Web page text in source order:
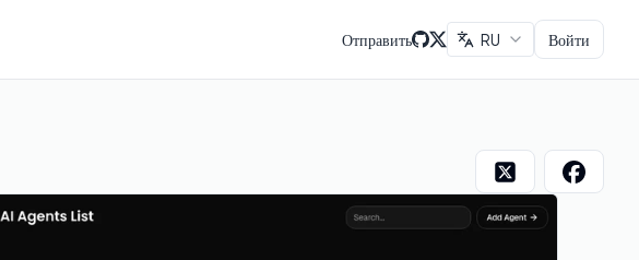
Отправить RU Войти